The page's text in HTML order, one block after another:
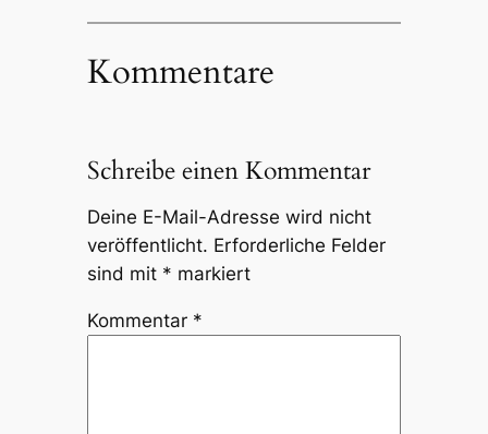
Kommentare
Schreibe einen Kommentar
Deine E-Mail-Adresse wird nicht
veröffentlicht. Erforderliche Felder
sind mit * markiert
Kommentar *